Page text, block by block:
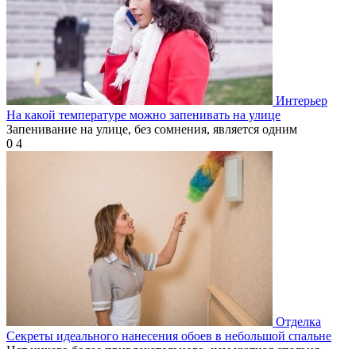
Интерьер
На какой температуре можно запенивать на улице
Запенивание на улице, без сомнения, является одним
0 4
Отделка
Секреты идеального нанесения обоев в небольшой спальне